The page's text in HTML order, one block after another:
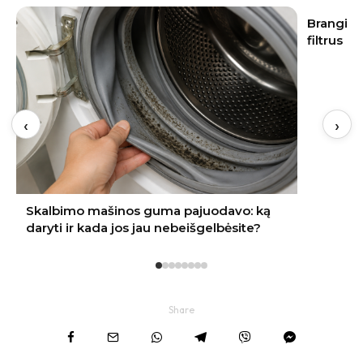
Brangi naujakurių klaida: apie vandens
filtrus pagalvojama tik paleidus vandenį
Vasaros
įvaizdį
‹ ›
Share